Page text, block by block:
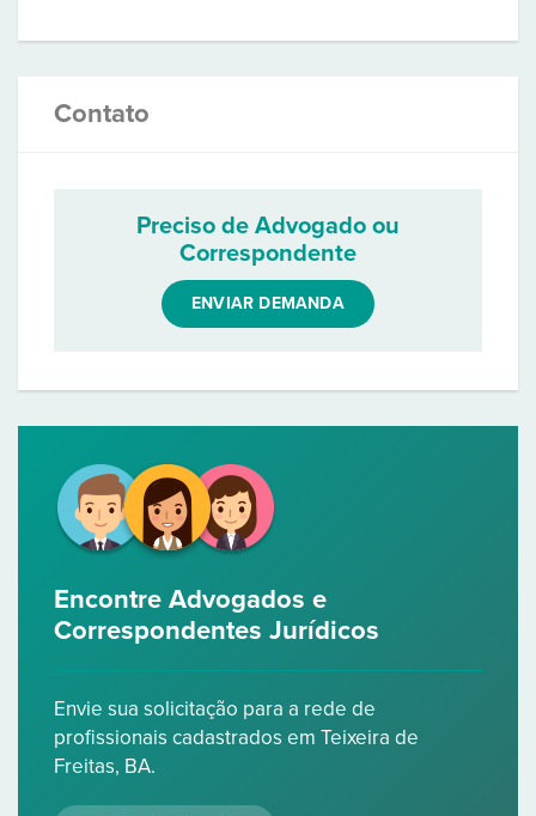
Contato
Preciso de Advogado ou
Correspondente
ENVIAR DEMANDA
Encontre Advogados e
Correspondentes Jurídicos
Envie sua solicitação para a rede de
profissionais cadastrados em Teixeira de
Freitas, BA.